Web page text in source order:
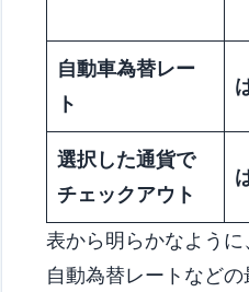
自動車為替レー
ト
選択した通貨で
チェックアウト
表から明らかなように
自動為替レートなど